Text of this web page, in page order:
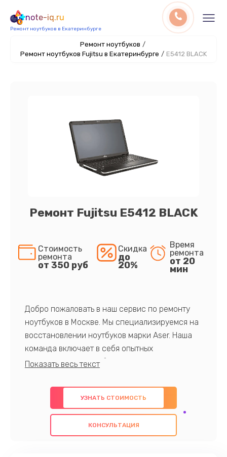
note-iq.ru
Ремонт ноутбуков в Екатеринбурге
Ремонт ноутбуков /
Ремонт ноутбуков Fujitsu в Екатеринбурге / E5412 BLACK
Ремонт Fujitsu E5412 BLACK
Стоимость
ремонта
от 350 руб
Скидка
до
20%
Время
ремонта
от 20
мин
Добро пожаловать в наш сервис по ремонту
ноутбуков в Москве. Мы специализируемся на
восстановлении ноутбуков марки Aser. Наша
команда включает в себя опытных
профессионалов с обширными знаниями и
предлагаем быстрый и качественный ремонт с
использованием оригинальных компонентов, а
также гарантируем качество всех
проведенных работ. Наша цель - предоставить
УЗНАТЬ СТОИМОСТЬ
КОНСУЛЬТАЦИЯ